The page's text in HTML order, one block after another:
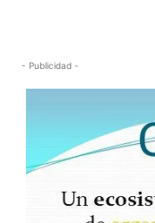
- Publicidad -